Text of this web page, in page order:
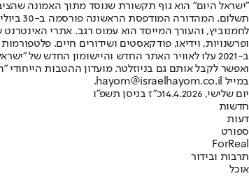
"ישראל היום" הוא גוף תקשורת שנוסד מתוך האמונה
ופרשנויות, וידיאו, פודקאסטים ושידורים חיים.
ב-2021 עלו לאוויר האתר החדש והיישומון החדש
ואפשר לקבל אותם גם בניוזלטר. מועדון ההטבות
במייל hayom@israelhayom.co.il.
יום שלישי, 14.4.2026
כ"ז בניסן תשפ"ו
חדשות
דעות
ספורט
ForReal
תרבות ובידור
אוכל